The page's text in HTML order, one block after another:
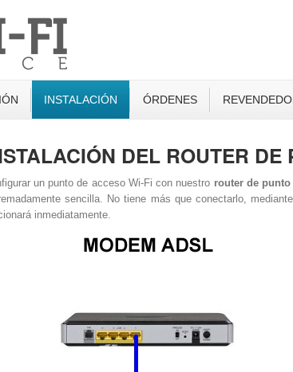
INSTALACIÓN ÓRDENES
DEL ROUTER DE
un punto de acceso Wi-Fi con nuestro router de
sencilla. No tiene más que conectarlo,
inmediatamente.